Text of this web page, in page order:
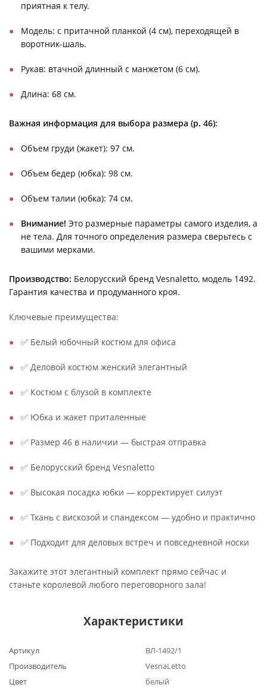
приятная к телу.
Модель: с притачной планкой (4 см), переходящей в
воротник-шаль.
Рукав: втачной длинный с манжетом (6 см).
Длина: 68 см.
Важная информация для выбора размера (р. 46):
Объем груди (жакет): 97 см.
Объем бедер (юбка): 98 см.
Объем талии (юбка): 74 см.
Внимание! Это размерные параметры самого изделия, а
не тела. Для точного определения размера сверьтесь с
вашими мерками.
Производство: Белорусский бренд Vesnaletto, модель 1492.
Гарантия качества и продуманного кроя.
Ключевые преимущества:
✅ Белый юбочный костюм для офиса
✅ Деловой костюм женский элегантный
✅ Костюм с блузой в комплекте
✅ Юбка и жакет приталенные
✅ Размер 46 в наличии — быстрая отправка
✅ Белорусский бренд Vesnaletto
✅ Высокая посадка юбки — корректирует силуэт
✅ Ткань с вискозой и спандексом — удобно и практично
✅ Подходит для деловых встреч и повседневной носки
Закажите этот элегантный комплект прямо сейчас и
станьте королевой любого переговорного зала!
Характеристики
Артикул
ВЛ-1492/1
Производитель
VesnaLetto
Цвет
белый